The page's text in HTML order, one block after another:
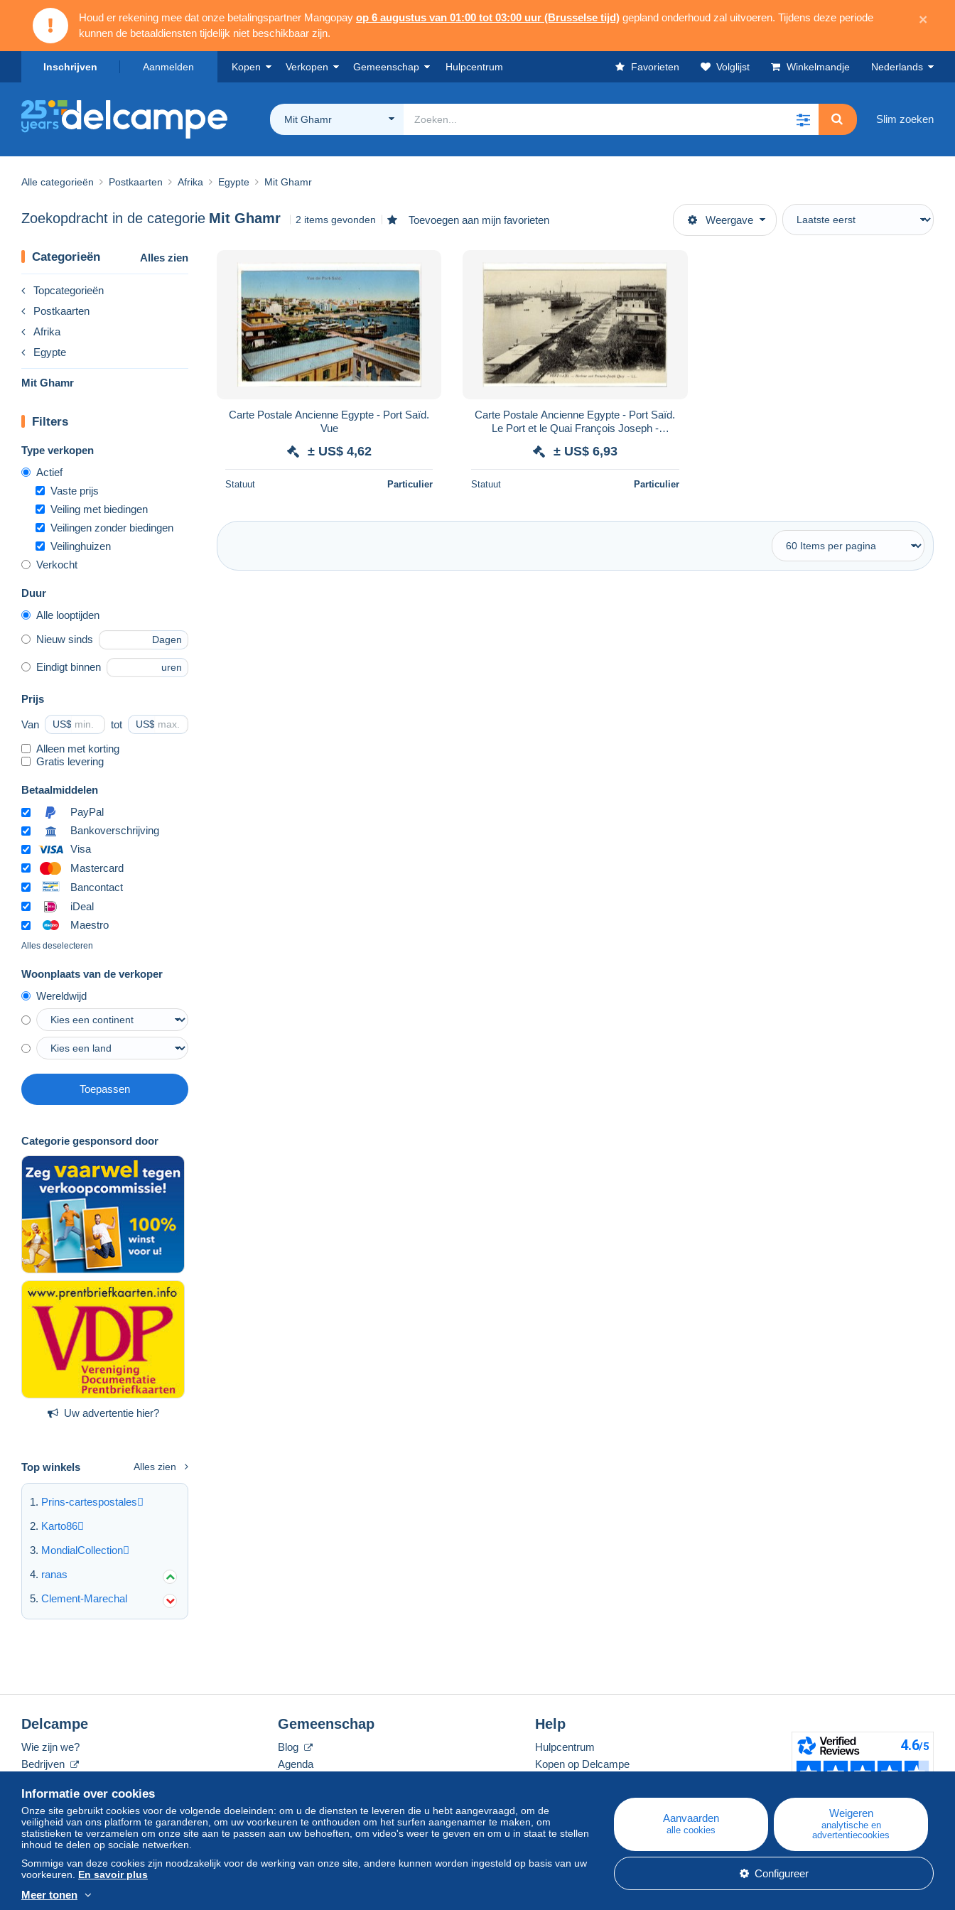
Houd er rekening mee dat onze betalingspartner Mangopay op 6 augustus van 01:00 tot 03:00 uur (Brusselse tijd) gepland onderhoud zal uitvoeren. Tijdens deze periode
kunnen de betaaldiensten tijdelijk niet beschikbaar zijn.
×
Inschrijven Aanmelden Kopen Verkopen Gemeenschap Hulpcentrum Favorieten Volglijst Winkelmandje Nederlands
Mit Ghamr Slim zoeken
Alle categorieën Postkaarten Afrika Egypte Mit Ghamr
Zoekopdracht in de categorie Mit Ghamr 2 items gevonden Toevoegen aan mijn favorieten Weergave
Categorieën Alles zien
Topcategorieën
Postkaarten
Afrika
Egypte
Mit Ghamr
Filters
Type verkopen
Actief
Vaste prijs
Veiling met biedingen
Veilingen zonder biedingen
Veilinghuizen
Verkocht
Duur
Alle looptijden
Nieuw sinds Dagen
Eindigt binnen uren
Prijs
Van US$ tot US$
Alleen met korting
Gratis levering
Betaalmiddelen
PayPal
Bankoverschrijving
Visa
Mastercard
Bancontact
iDeal
Maestro
Alles deselecteren
Woonplaats van de verkoper
Wereldwijd
Toepassen
Categorie gesponsord door
Uw advertentie hier?
Top winkels Alles zien
Prins-cartespostales
Karto86
MondialCollection
ranas
Clement-Marechal
Carte Postale Ancienne Egypte - Port Saïd.
Vue
± US$ 4,62
Statuut Particulier
Carte Postale Ancienne Egypte - Port Saïd.
Le Port et le Quai François Joseph -
± US$ 6,93
Statuut Particulier
Informatie over cookies
Onze site gebruikt cookies voor de volgende doeleinden: om u de diensten te leveren die u hebt aangevraagd, om de
veiligheid van ons platform te garanderen, om uw voorkeuren te onthouden om het surfen aangenamer te maken, om
statistieken te verzamelen om onze site aan te passen aan uw behoeften, om video's weer te geven en om u in staat te stellen
inhoud te delen op sociale netwerken.
Sommige van deze cookies zijn noodzakelijk voor de werking van onze site, andere kunnen worden ingesteld op basis van uw
voorkeuren. En savoir plus
Meer tonen
Aanvaarden
alle cookies
Weigeren
analytische en
advertentiecookies
Configureer
Delcampe
Wie zijn we?
Bedrijven
Neem contact met ons op
Gemeenschap
Blog
Agenda
Help
Hulpcentrum
Kopen op Delcampe
Een beveiligde website
© Delcampe International srl. Alle rechten voorbehouden.